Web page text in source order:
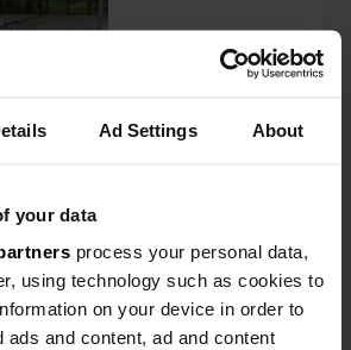
Ad Settings About
your data
process your personal data,
using technology such as cookies to
on your device in order to
ads and content, ad and content
aan
—bijna 6 jaar
geleden